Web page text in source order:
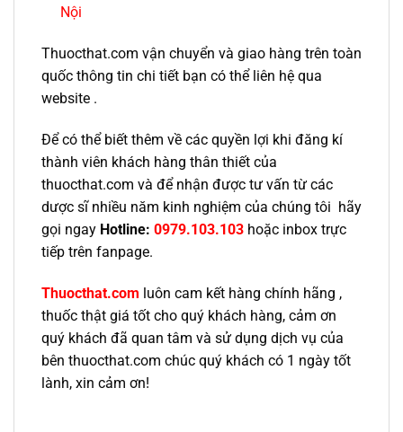
Nội
Thuocthat.com vận chuyển và giao hàng trên toàn
quốc thông tin chi tiết bạn có thể liên hệ qua
website .
Để có thể biết thêm về các quyền lợi khi đăng kí
thành viên khách hàng thân thiết của
thuocthat.com và để nhận được tư vấn từ các
dược sĩ nhiều năm kinh nghiệm của chúng tôi hãy
gọi ngay Hotline: 0979.103.103 hoặc inbox trực
tiếp trên fanpage.
Thuocthat.com luôn cam kết hàng chính hãng ,
thuốc thật giá tốt cho quý khách hàng, cảm ơn
quý khách đã quan tâm và sử dụng dịch vụ của
bên thuocthat.com chúc quý khách có 1 ngày tốt
lành, xin cảm ơn!